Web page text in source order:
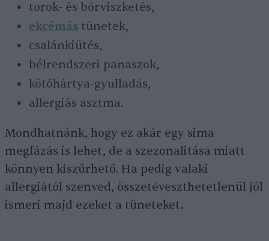
torok- és bőrviszketés,
ekcémás tünetek,
csalánkiütés,
bélrendszeri panaszok,
kötőhártya-gyulladás,
allergiás asztma.
Mondhatnánk, hogy ez akár egy sima
megfázás is lehet, de a szezonalitása miatt
könnyen kiszűrhető. Ha pedig valaki
allergiától szenved, összetéveszthetetlenül jól
ismeri majd ezeket a tüneteket.